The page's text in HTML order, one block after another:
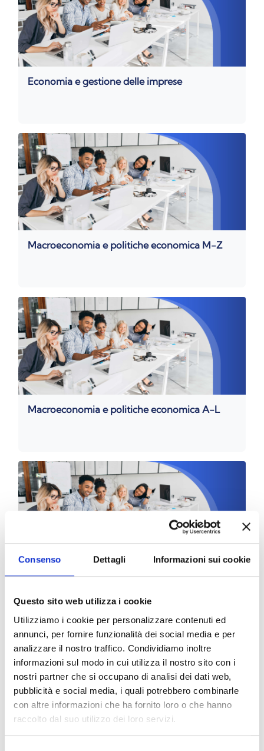
Consenso Dettagli Informazioni sui cookie
Questo sito web utilizza i cookie
Utilizziamo i cookie per personalizzare contenuti ed
annunci, per fornire funzionalità dei social media e per
analizzare il nostro traffico. Condividiamo inoltre
informazioni sul modo in cui utilizza il nostro sito con i
nostri partner che si occupano di analisi dei dati web,
pubblicità e social media, i quali potrebbero combinarle
con altre informazioni che ha fornito loro o che hanno
raccolto dal suo utilizzo dei loro servizi.
Economia e gestione delle imprese
Macroeconomia e politiche economica M-Z
Macroeconomia e politiche economica A-L
Economie comparate
Elementi di informatica